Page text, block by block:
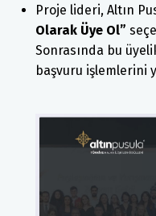
Proje lideri, Altın
Olarak Üye Ol”
Sonrasında bu
başvuru işlemlerini